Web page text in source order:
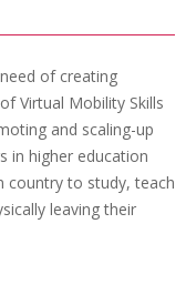
of creating
Virtual Mobility Skills
and scaling-up
in higher education
country to study, teach
leaving their